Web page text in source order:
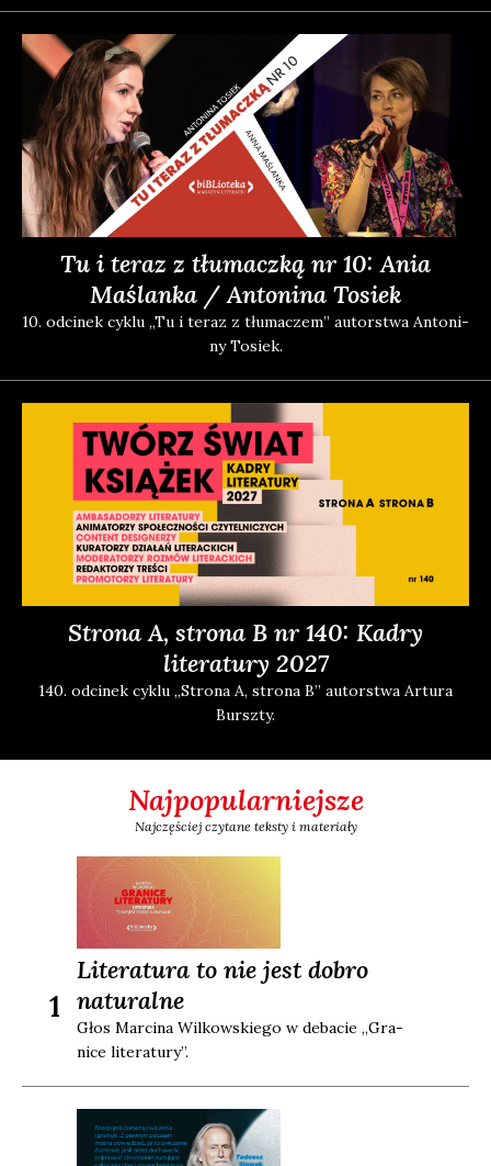
Tu i teraz z tłumaczką nr 10: Ania
Maślanka / Antonina Tosiek
10. odci­nek cyklu „Tu i teraz z tłu­ma­czem” autor­stwa Anto­ni­
ny Tosiek.
Strona A, strona B nr 140: Kadry
literatury 2027
140. odci­nek cyklu „Stro­na A, stro­na B” autor­stwa Artu­ra
Bursz­ty.
Najpopularniejsze
Najczęściej czytane teksty i materiały
1
Literatura to nie jest dobro
naturalne
Głos Mar­ci­na Wil­kow­skie­go w deba­cie „Gra­
ni­ce lite­ra­tu­ry”.